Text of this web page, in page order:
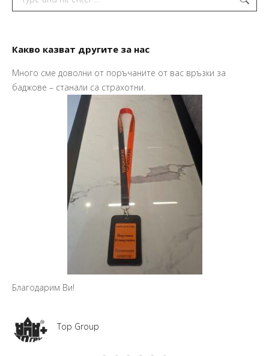
Какво казват другите за нас
Много сме доволни от поръчаните от вас връзки за
баджове – станали са страхотни.
Благодарим Ви!
Top Group